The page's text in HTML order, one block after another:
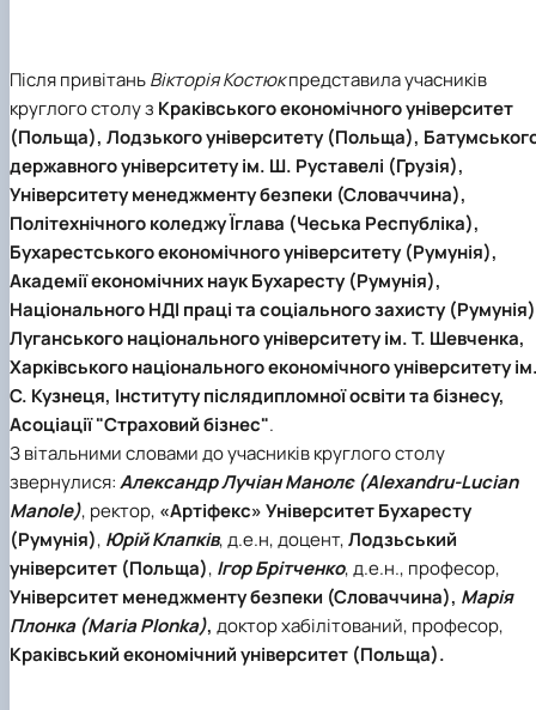
Після привітаньВікторія Костюкпредставила учасників
круглого столу з Краківського економічного університет
(Польща), Лодзького університету (Польща),
державного університету ім. Ш. Руставелі (Грузія),
Університету менеджменту безпеки (Словаччина),
Політехнічного коледжу Їглава (Чеська Республіка),
Бухарестського економічного університету (Румунія),
Академії економічних наук Бухаресту (Румунія),
Національного НДІ праці та соціального захисту
Луганського національного університету ім. Т. Шевченка,
Харківського національного економічного університету
С. Кузнеця, Інституту післядипломної освіти та бізнесу,
Асоціації "Страховий бізнес".
З вітальними словами до учасників круглого столу
звернулися:Александр Лучіан Манолє (Alexandru-Lucian
Manole), ректор, «Артіфекс» Університет Бухаресту
(Румунія), Юрій Клапків, д.е.н, доцент,Лодзьський
університет (Польща), Ігор Брітченко, д.е.н., професор,
Університет менеджменту безпеки (Словаччина), Марія
Плонка (Maria Plonka), доктор хабілітований, професор,
Краківський економічний університет (Польща).